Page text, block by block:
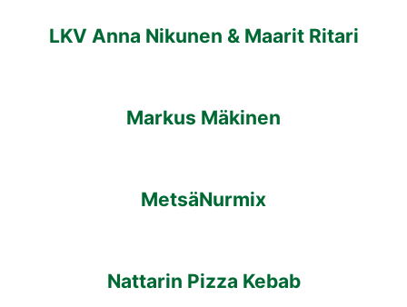
LKV Anna Nikunen & Maarit Ritari
Markus Mäkinen
MetsäNurmix
Nattarin Pizza Kebab